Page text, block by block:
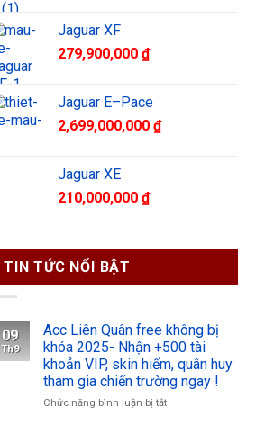
Jaguar XF
279,900,000 ₫
Jaguar E–Pace
2,699,000,000 ₫
Jaguar XE
210,000,000 ₫
TIN TỨC NỔI BẬT
09
Th9
Acc Liên Quân free không bị
khóa 2025- Nhận +500 tài
khoản VIP, skin hiếm, quân huy
tham gia chiến trường ngay !
Chức năng bình luận bị tắtở